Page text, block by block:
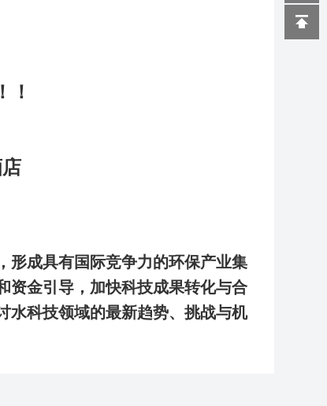
！！
形成具有国际竞争力的环保产业集
资金引导，加快科技成果转化与合
水科技领域的最新趋势、挑战与机